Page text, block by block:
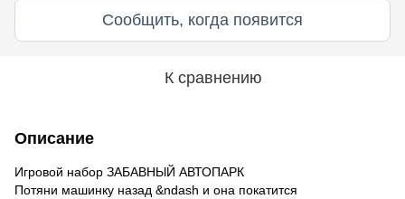
Сообщить, когда появится
К сравнению
Описание
Игровой набор ЗАБАВНЫЙ АВТОПАРК
Потяни машинку назад &ndash и она покатится